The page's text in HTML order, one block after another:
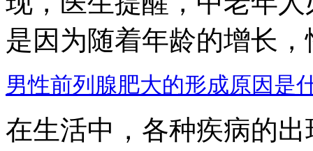
是因为随着年龄的增长，
男性前列腺肥大的形成原因是
在生活中，各种疾病的